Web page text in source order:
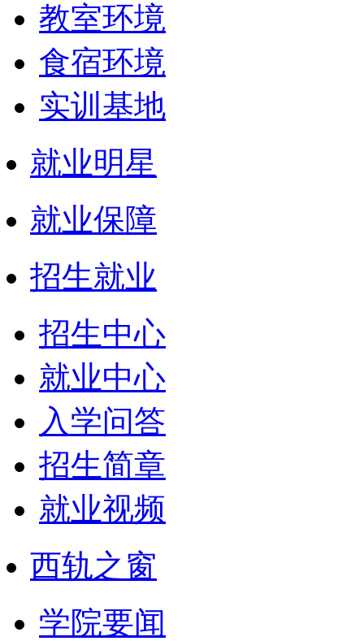
教室环境
食宿环境
实训基地
就业明星
就业保障
招生就业
招生中心
就业中心
入学问答
招生简章
就业视频
西轨之窗
学院要闻